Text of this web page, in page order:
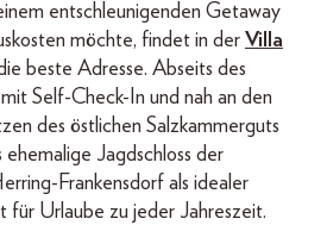
entschleunigenden Getaway
möchte, findet in der Villa
beste Adresse. Abseits des
mit Self-Check-In und nah an den
des östlichen Salzkammerguts
ehemalige Jagdschloss der
Frankensdorf als idealer
für Urlaube zu jeder Jahreszeit.